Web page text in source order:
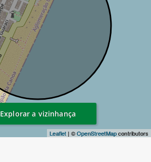
Leaflet | ©OpenStreetMapcontributors
Explorar a vizinhança